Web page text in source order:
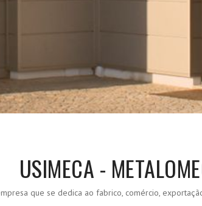
USIMECA -
que se dedica ao fabrico, comércio,